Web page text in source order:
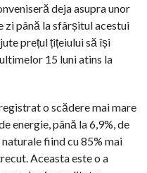
deja asupra unor
zi până la sfârșitul acestui
prețul țițeiului să își
15 luni atins la
o scădere mai mare
energie, până la 6,9%, de
fiind cu 85% mai
Aceasta este o a